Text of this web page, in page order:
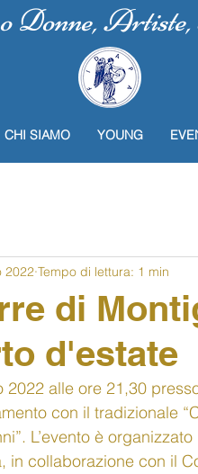
Donne,
CHI SIAMO YOUNG
di
d'estate
2022 Tempo di lettura: 1 min
2022 alle ore 21,30
con il tradizionale
L’evento è
in collaborazione con il